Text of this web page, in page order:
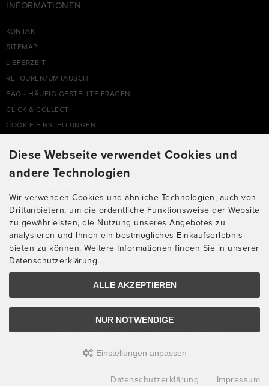
INFORMATIONEN
KONTAKT
SITEMAP
LIEFERZEIT
RETOUREN/UMTAUSCH
FAQ - HÄUFIG GESTELLTE FRAGEN
CLICK & COLLECT
COOKIE EINSTELLUNGEN
SUPPORTHOTLINE
ZU LAUFENDEN AUFTRÄGEN ODER FRAGEN ALLGEMEIN:
MONTAG, DIENSTAG, DONNERSTAG, FREITAG: 10:00 - 16:00 UHR
MITTWOCH: 10:00 - 18:00 UHR
* KOSTEN: NORMALER ORTSTARIF DE, MIT FLATRATEVERTRAG NATÜRLICH
KOSTENLOS. AUS DEM AUSLAND FALLEN DIE JEWEILS GELTENDEN
Alle Preise inkl. gesetzl. MwSt. zzgl.Versandkosten. Die durchgestrichenen Preise
entsprechen dem bisherigen Preis bei Chimperator Onlineshop
Webdesign
Diese Webseite verwendet Cookies und
andere Technologien
Wir verwenden Cookies und ähnliche Technologien, auch von
Drittanbietern, um die ordentliche Funktionsweise der Website
zu gewährleisten, die Nutzung unseres Angebotes zu
analysieren und Ihnen ein bestmögliches Einkaufserlebnis
bieten zu können. Weitere Informationen finden Sie in unserer
Datenschutzerklärung.
ALLE AKZEPTIEREN
NUR NOTWENDIGE
Einstellungen anpassen
Datenschutzerklärung Impressum